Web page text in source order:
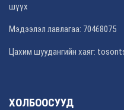
шүүх
Мэдээлэл лавлагаа: 70468075
Цахим шуудангийн хаяг:
ХОЛБООСУУД